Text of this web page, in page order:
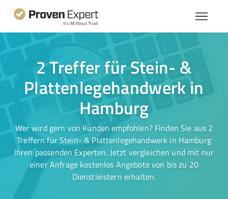
2 Treffer für Stein- &
Plattenlegehandwerk in
Hamburg
Wer wird gern von Kunden empfohlen? Finden Sie aus 2
Treffern für Stein- & Plattenlegehandwerk in Hamburg
Ihren passenden Experten. Jetzt vergleichen und mit nur
einer Anfrage kostenlos Angebote von bis zu 20
Dienstleistern erhalten.